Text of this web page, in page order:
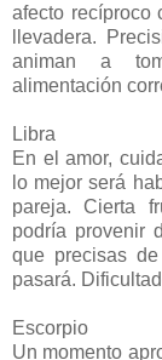
afecto recíproco
llevadera.
animan a
alimentación
Libra
En el amor,
lo mejor será
pareja. Cierta
podría provenir
que precisas
pasará.
Escorpio
Un momento